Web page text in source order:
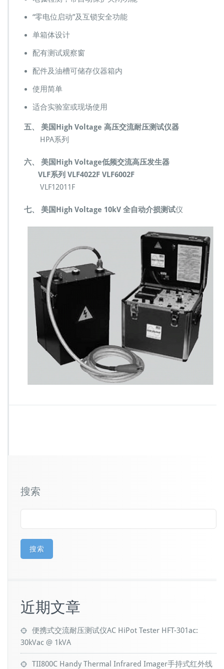
“零电位启动”及互锁安全功能
单箱体设计
配有测试观察窗
配件及油槽可储存仪器箱内
使用简单
适合实验室或现场使用
五、 美国High Voltage 高压交流耐压测试仪器
HPA系列
六、 美国High Voltage低频交流高压发生器
VLF系列 VLF4022F VLF6002F
VLF12011F
七、 美国High Voltage 10kV 全自动介损测试仪
搜索
搜索
近期文章
便携式交流耐压测试仪AC HiPot Tester HFT-301ac:
30kVac @ 1kVA
TII800C Handy Thermal Infrared Imager手持式红外线